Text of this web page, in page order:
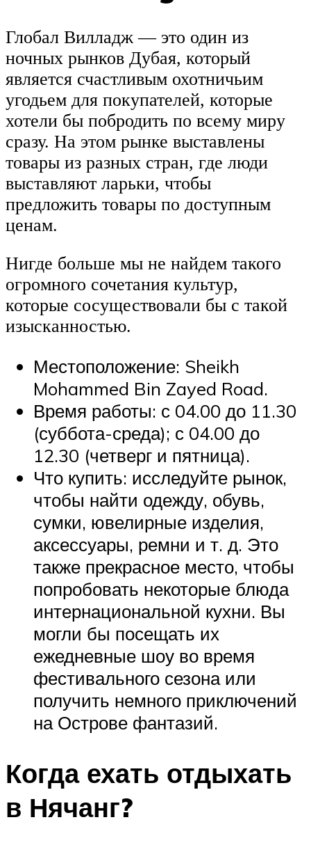
Глобал Вилладж — это один из
ночных рынков Дубая, который
является счастливым охотничьим
угодьем для покупателей, которые
хотели бы побродить по всему миру
сразу. На этом рынке выставлены
товары из разных стран, где люди
выставляют ларьки, чтобы
предложить товары по доступным
ценам.
Нигде больше мы не найдем такого
огромного сочетания культур,
которые сосуществовали бы с такой
изысканностью.
Местоположение: Sheikh
Mohammed Bin Zayed Road.
Время работы: с 04.00 до 11.30
(суббота-среда); с 04.00 до
12.30 (четверг и пятница).
Что купить: исследуйте рынок,
чтобы найти одежду, обувь,
сумки, ювелирные изделия,
аксессуары, ремни и т. д. Это
также прекрасное место, чтобы
попробовать некоторые блюда
интернациональной кухни. Вы
могли бы посещать их
ежедневные шоу во время
фестивального сезона или
получить немного приключений
на Острове фантазий.
Когда ехать отдыхать
в Нячанг?